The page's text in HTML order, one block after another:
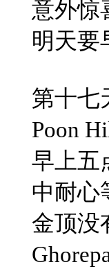
意外惊
明天要
第十七
​Poon
早上​五
中耐心
金顶没